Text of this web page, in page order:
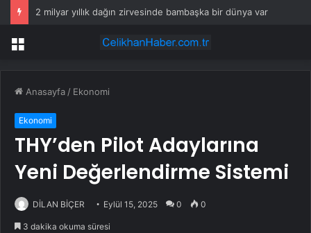
2 milyar yıllık dağın zirvesinde bambaşka bir dünya var
Menü
Anasayfa / Ekonomi
Ekonomi
THY’den Pilot Adaylarına
Yeni Değerlendirme Sistemi
DİLAN BİÇER Eylül 15, 2025 0 0
3 dakika okuma süresi